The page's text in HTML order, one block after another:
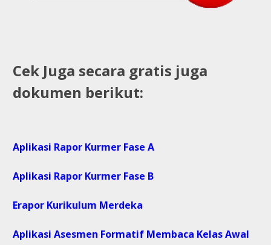
Cek Juga secara gratis juga
dokumen berikut:
Aplikasi Rapor Kurmer Fase A
Aplikasi Rapor Kurmer Fase B
Erapor Kurikulum Merdeka
Aplikasi Asesmen Formatif Membaca Kelas Awal